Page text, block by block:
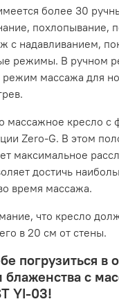
более 30
похлопывание,
с надавливанием,
режимы. В ручном
массажа для
массажное кресло с
Zero-G. В этом
максимальное
достичь
время массажа.
что кресло
в 20 см от стены.
погрузиться в
блаженства с
YI-03!